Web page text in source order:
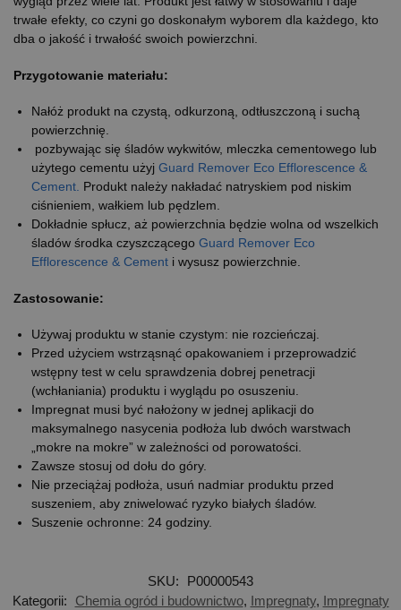
trwałe efekty, co czyni go doskonałym wyborem dla każdego, kto
dba o jakość i trwałość swoich powierzchni.
Przygotowanie materiału:
Nałóż produkt na czystą, odkurzoną, odtłuszczoną i suchą
powierzchnię.
pozbywając się śladów wykwitów, mleczka cementowego lub
użytego cementu użyj Guard Remover Eco Efflorescence &
Cement. Produkt należy nakładać natryskiem pod niskim
ciśnieniem, wałkiem lub pędzlem.
Dokładnie spłucz, aż powierzchnia będzie wolna od wszelkich
śladów środka czyszczącego Guard Remover Eco
Efflorescence & Cement i wysusz powierzchnie.
Zastosowanie:
Używaj produktu w stanie czystym: nie rozcieńczaj.
Przed użyciem wstrząsnąć opakowaniem i przeprowadzić
wstępny test w celu sprawdzenia dobrej penetracji
(wchłaniania) produktu i wyglądu po osuszeniu.
Impregnat musi być nałożony w jednej aplikacji do
maksymalnego nasycenia podłoża lub dwóch warstwach
„mokre na mokre” w zależności od porowatości.
Zawsze stosuj od dołu do góry.
Nie przeciążaj podłoża, usuń nadmiar produktu przed
suszeniem, aby zniwelować ryzyko białych śladów.
Suszenie ochronne: 24 godziny.
SKU:
P00000543
Kategorii:
Chemia ogród i budownictwo, Impregnaty, Impregnaty